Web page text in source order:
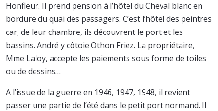
Honfleur. Il prend pension à l’hôtel du Cheval blanc en
bordure du quai des passagers. C’est l’hôtel des peintres
car, de leur chambre, ils découvrent le port et les
bassins. André y côtoie Othon Friez. La propriétaire,
Mme Laloy, accepte les paiements sous forme de toiles
ou de dessins…
A l’issue de la guerre en 1946, 1947, 1948, il revient
passer une partie de l’été dans le petit port normand. Il